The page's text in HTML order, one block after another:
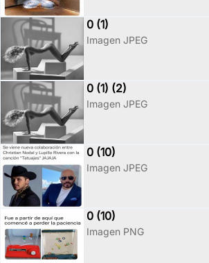
0 (1)
Imagen JPEG
0 (1) (2)
Imagen JPEG
0 (10)
Imagen JPEG
0 (10)
Imagen PNG